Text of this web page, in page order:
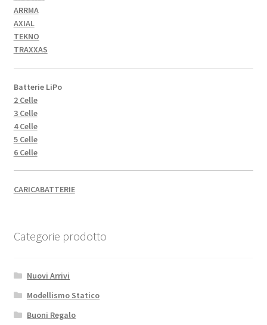
ARRMA
AXIAL
TEKNO
TRAXXAS
Batterie LiPo
2 Celle
3 Celle
4 Celle
5 Celle
6 Celle
CARICABATTERIE
Categorie prodotto
Nuovi Arrivi
Modellismo Statico
Buoni Regalo